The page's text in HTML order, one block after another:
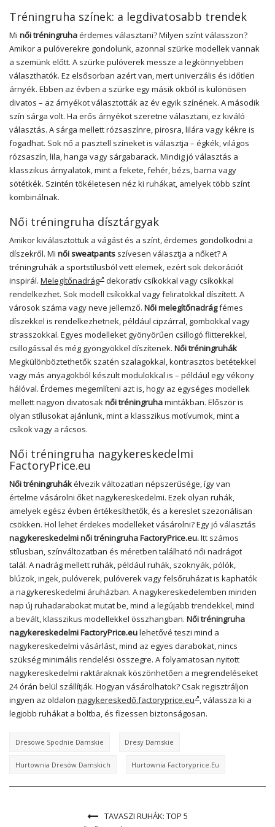
Tréningruha színek: a legdivatosabb trendek
Mi női tréningruhaérdemes választani? Milyen színt válasszon?
Amikor a pulóverekre gondolunk, azonnal szürke modellek vannak
a szemünk előtt. A szürke pulóverek messze a legkönnyebben
választhatók. Ez elsősorban azért van, mert univerzális és időtlen
árnyék. Ebben az évben a szürke egy másik okból is különösen
divatos – az árnyékot választották az év egyik színének. A második
szín sárga volt. Ha erős árnyékot szeretne választani, ez kiváló
választás. A sárga mellett rózsaszínre, pirosra, lilára vagy kékre is
fogadhat. Sok nő a pasztell színeket is választja – égkék, világos
rózsaszín, lila, hanga vagy sárgabarack. Mindig jó választás a
klasszikus árnyalatok, mint a fekete, fehér, bézs, barna vagy
sötétkék. Szintén tökéletesen néz ki ruhákat, amelyek több színt
kombinálnak.
Női tréningruha dísztárgyak
Amikor kiválasztottuk a vágást és a színt, érdemes gondolkodni a
díszekről. Mi női sweatpants szívesen választja a nőket? A
tréningruhák a sportstílusból vett elemek, ezért sok dekorációt
inspirál. Melegítőnadrág
dekoratív csíkokkal vagy csíkokkal
rendelkezhet. Sok modell csíkokkal vagy feliratokkal díszített. A
városok száma vagy neve jellemző. Női melegítőnadrágfémes
díszekkel is rendelkezhetnek, például cipzárral, gombokkal vagy
strasszokkal. Egyes modelleket gyönyörűen csillogó flitterekkel,
csillogással és még gyöngyökkel díszítenek. Női tréningruhák
Megkülönböztethetők szatén szalagokkal, kontrasztos betétekkel
vagy más anyagokból készült modulokkal is – például egy vékony
hálóval. Érdemes megemlíteni azt is, hogy az egységes modellek
mellett nagyon divatosaknői tréningruhamintákban. Először is
olyan stílusokat ajánlunk, mint a klasszikus motívumok, mint a
csíkok vagy a rácsos.
Női tréningruha nagykereskedelmi
FactoryPrice.eu
Női tréningruhákélvezik változatlan népszerűsége, így van
értelme vásárolni őket nagykereskedelmi. Ezek olyan ruhák,
amelyek egész évben értékesíthetők, és a kereslet szezonálisan
csökken. Hol lehet érdekes modelleket vásárolni? Egy jó választás
nagykereskedelmi női tréningruha FactoryPrice.eu.Itt számos
stílusban, színváltozatban és méretben található női nadrágot
talál. A nadrág mellett ruhák, például ruhák, szoknyák, pólók,
blúzok, ingek, pulóverek, pulóverek vagy felsőruházat is kaphatók
a nagykereskedelmi áruházban. A nagykereskedelemben minden
nap új ruhadarabokat mutat be, mind a legújabb trendekkel, mind
a bevált, klasszikus modellekkel összhangban. Női tréningruha
nagykereskedelmi FactoryPrice.eulehetővé teszi mind a
nagykereskedelmi vásárlást, mind az egyes darabokat, nincs
szükség minimális rendelési összegre. A folyamatosan nyitott
nagykereskedelmi raktáraknak köszönhetően a megrendeléseket
24 órán belül szállítják. Hogyan vásárolhatok? Csak regisztráljon
ingyen az oldalon nagykereskedő.factoryprice.eu , válassza ki a
legjobb ruhákat a boltba, és fizessen biztonságosan.
Dresowe Spodnie Damskie Dresy Damskie
Hurtownia Dresów Damskich Hurtownia Factoryprice.eu
TAVASZI RUHÁK: TOP 5